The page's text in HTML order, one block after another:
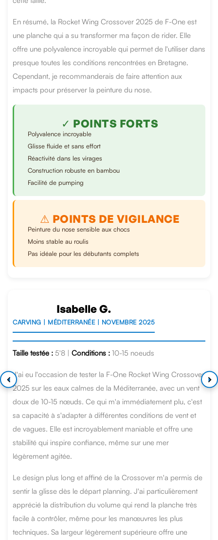
En résumé, la Rocket Wing Crossover 2025 de F-One est
une planche qui a su transformer ma façon de rider. Elle
offre une polyvalence incroyable qui permet de l'utiliser dans
presque toutes les conditions rencontrées en Bretagne.
Cependant, je recommanderais de faire attention aux
impacts pour préserver la peinture du nose.
✓ POINTS FORTS
Polyvalence incroyable
Glisse fluide et sans effort
Réactivité dans les virages
Construction robuste en bambou
Facilité de pumping
⚠ POINTS DE VIGILANCE
Peinture du nose sensible aux chocs
Moins stable au roulis
Pas idéale pour les débutants complets
Isabelle G.
CARVING | MÉDITERRANÉE | NOVEMBRE 2025
Taille testée : 5'8 | Conditions : 10-15 noeuds
J'ai eu l'occasion de tester la F-One Rocket Wing Crossover
2025 sur les eaux calmes de la Méditerranée, avec un vent
doux de 10-15 nœuds. Ce qui m'a immédiatement plu, c'est
sa capacité à s'adapter à différentes conditions de vent et
de vagues. Elle est incroyablement maniable et offre une
stabilité qui inspire confiance, même sur une mer
légèrement agitée.
Le design plus long et affiné de la Crossover m'a permis de
sentir la glisse dès le départ planning. J'ai particulièrement
apprécié la distribution du volume qui rend la planche très
facile à contrôler, même pour les manœuvres les plus
techniques. Sa largeur légèrement supérieure offre une